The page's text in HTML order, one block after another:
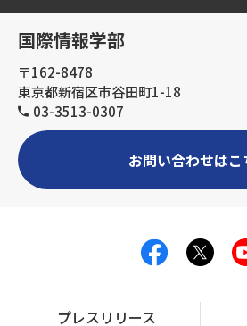
国際情報学部
〒162-8478
東京都新宿区市谷田町1-18
03-3513-0307
お問い合わせはこ
プレスリリース